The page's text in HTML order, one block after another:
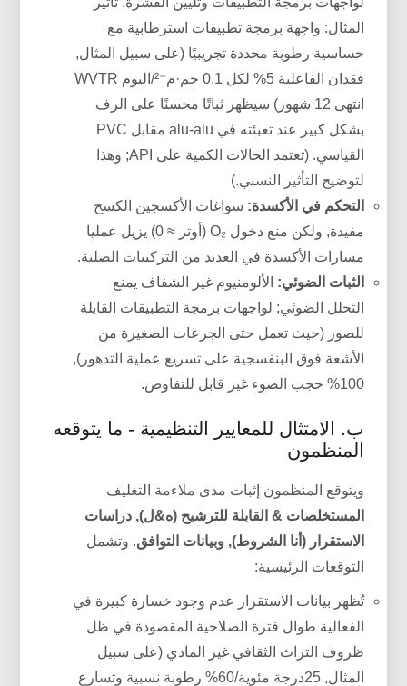
المثال: واجهة برمجة تطبيقات استرطابية مع
حساسية رطوبة محددة تجريبيًا (على سبيل المثال,
فقدان الفاعلية 5% لكل 0.1 جم·م⁻²/اليوم WVTR
انتهى 12 شهور) سيظهر ثباتًا محسنًا على الرف
بشكل كبير عند تعبئته في alu-alu مقابل PVC
القياسي. (تعتمد الحالات الكمية على API; وهذا
لتوضيح التأثير النسبي.)
التحكم في الأكسدة: سواغات الأكسجين الكسح
مفيدة, ولكن منع دخول O₂ (أوتر ≈ 0) يزيل عمليا
مسارات الأكسدة في العديد من التركيبات الصلبة.
الثبات الضوئي: الألومنيوم غير الشفاف يمنع
التحلل الضوئي; لواجهات برمجة التطبيقات القابلة
للصور (حيث تعمل حتى الجرعات الصغيرة من
الأشعة فوق البنفسجية على تسريع عملية التدهور),
100% حجب الضوء غير قابل للتفاوض.
ب. الامتثال للمعايير التنظيمية - ما يتوقعه
المنظمون
ويتوقع المنظمون إثبات مدى ملاءمة التغليف
المستخلصات & القابلة للترشيح (ه&ل), دراسات
الاستقرار (أنا الشروط), وبيانات التوافق. وتشمل
التوقعات الرئيسية:
تُظهر بيانات الاستقرار عدم وجود خسارة كبيرة في
الفعالية طوال فترة الصلاحية المقصودة في ظل
ظروف التراث الثقافي غير المادي (على سبيل
المثال, 25درجة مئوية/60% رطوبة نسبية وتسارع